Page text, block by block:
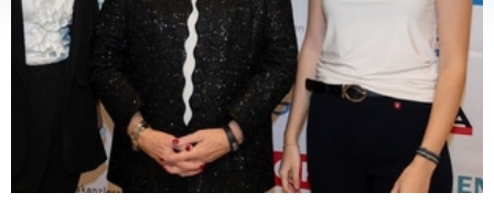
verarbeitet werden, und legen Sie Ihre Präferenzen im
Abschnitt Einzelheitenfest.
Wir verwenden Cookies, um Inhalte und Anzeigen zu
personalisieren, Funktionen für soziale Medien anbieten
zu können und die Zugriffe auf unsere Website zu
analysieren. Außerdem geben wir Informationen zu Ihrer
Verwendung unserer Website an unsere Partner für